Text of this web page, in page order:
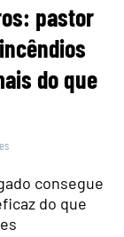
pastor
do que
consegue
do que